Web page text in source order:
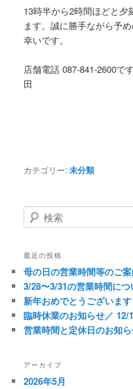
13時半から2時間ほどと夕
ます。誠に勝手ながら予
幸いです。
店舗電話 087-841-2600
田
カテゴリー:未分類
検
索
最近の投稿
母の日の営業時間等のご
3/28〜3/31の営業時間につ
新年おめでとうございます
臨時休業のお知らせ／ 12/
営業時間と定休日のお知
アーカイブ
2026年5月